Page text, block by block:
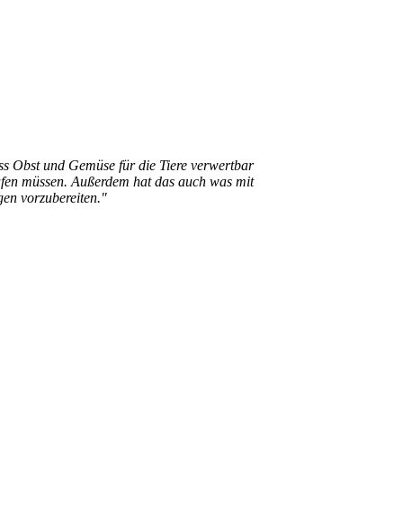
Obst und Gemüse für die Tiere verwertbar
müssen. Außerdem hat das auch was mit
vorzubereiten."